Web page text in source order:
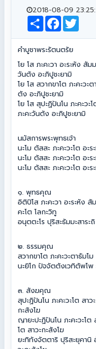
2018-08-09
S
e
F
b
o
k
r
คำบูชาพระรัตนตรัย
โย โส ภะคะวา อะระหัง สั
วันตัง อะภิปูชะยามิ
โย โส สวากขาโต ภะคะวะ
ตัง อะภิปูชะยามิ
โย โส สุปะฏิปันโน ภะคะวะ
ภะคะวันตัง อะภิปูชะยามิ
นมัสการพระพุทธเจ้า
นะโม ตัสสะ ภะคะวะโต อะ
นะโม ตัสสะ ภะคะวะโต อะ
นะโม ตัสสะ ภะคะวะโต อะ
๑. พุทธคุณ
อิติปิโส ภะคะวา อะระหัง
คะโต โลกะวิทู
อนุตตะโร ปุริสะธัมมะสาร
๒. ธรรมคุณ
สวากขาโต ภะคะวะตาธัมโ
นะยิโก ปัจจัตตังเวทิตัพ
๓. สังฆคุณ
สุปะฏิปันโน ภะคะวะโต สาว
กะสังโฆ
ญายะปะฏิปันโน ภะคะวะโต
โต สาวะกะสังโฆ
ยะทิทังจัตตาริ ปุริสะยุคานิ